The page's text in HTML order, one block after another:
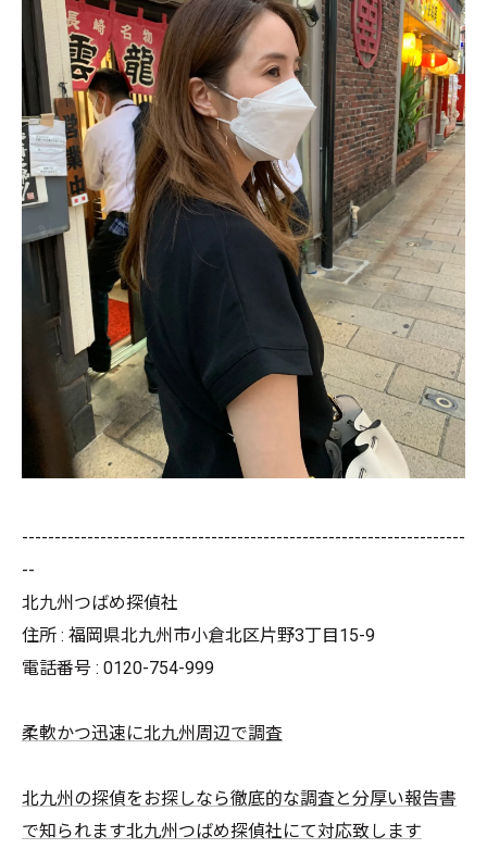
--------------------------------------------------------------------
--
北九州つばめ探偵社
住所 : 福岡県北九州市小倉北区片野3丁目15-9
電話番号 : 0120-754-999
柔軟かつ迅速に北九州周辺で調査
北九州の探偵をお探しなら徹底的な調査と分厚い報告書
で知られます北九州つばめ探偵社にて対応致します